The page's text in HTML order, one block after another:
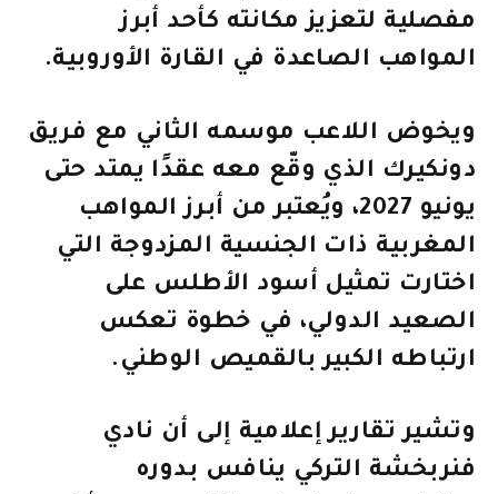
مفصلية لتعزيز مكانته كأحد أبرز
المواهب الصاعدة في القارة الأوروبية.
ويخوض اللاعب موسمه الثاني مع فريق
دونكيرك الذي وقّع معه عقدًا يمتد حتى
يونيو 2027، ويُعتبر من أبرز المواهب
المغربية ذات الجنسية المزدوجة التي
اختارت تمثيل أسود الأطلس على
الصعيد الدولي، في خطوة تعكس
ارتباطه الكبير بالقميص الوطني.
وتشير تقارير إعلامية إلى أن نادي
فنربخشة التركي ينافس بدوره